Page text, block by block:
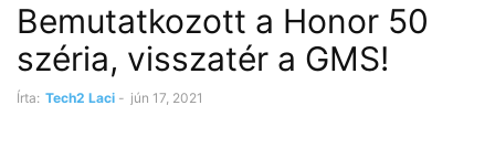
Bemutatkozott a Honor 50
széria, visszatér a GMS!
Írta: Tech2 Laci - jún 17, 2021